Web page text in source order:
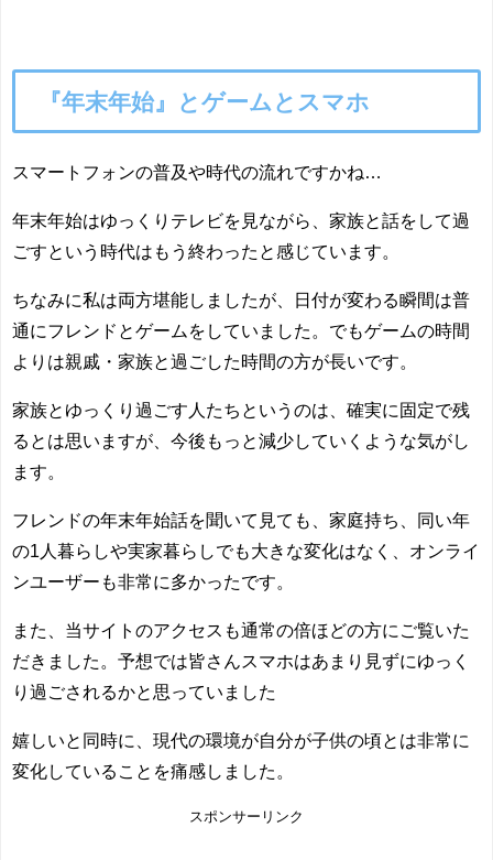
『年末年始』とゲームとスマホ
スマートフォンの普及や時代の流れですかね…
年末年始はゆっくりテレビを見ながら、家族と話をして過
ごすという時代はもう終わったと感じています。
ちなみに私は両方堪能しましたが、日付が変わる瞬間は普
通にフレンドとゲームをしていました。でもゲームの時間
よりは親戚・家族と過ごした時間の方が長いです。
家族とゆっくり過ごす人たちというのは、確実に固定で残
るとは思いますが、今後もっと減少していくような気がし
ます。
フレンドの年末年始話を聞いて見ても、家庭持ち、同い年
の1人暮らしや実家暮らしでも大きな変化はなく、オンライ
ンユーザーも非常に多かったです。
また、当サイトのアクセスも通常の倍ほどの方にご覧いた
だきました。予想では皆さんスマホはあまり見ずにゆっく
り過ごされるかと思っていました
嬉しいと同時に、現代の環境が自分が子供の頃とは非常に
変化していることを痛感しました。
スポンサーリンク